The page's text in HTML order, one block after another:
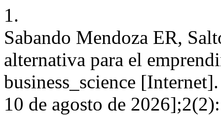
1.
Sabando Mendoza ER,
alternativa para el
business_science
10 de agosto de